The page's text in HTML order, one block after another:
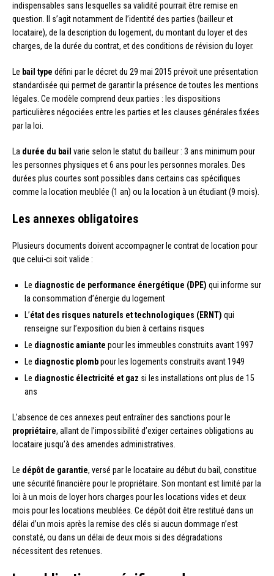
indispensables sans lesquelles sa validité pourrait être remise en
question. Il s’agit notamment de l’identité des parties (bailleur et
locataire), de la description du logement, du montant du loyer et des
charges, de la durée du contrat, et des conditions de révision du loyer.
Le bail type défini par le décret du 29 mai 2015 prévoit une présentation
standardisée qui permet de garantir la présence de toutes les mentions
légales. Ce modèle comprend deux parties : les dispositions
particulières négociées entre les parties et les clauses générales fixées
par la loi.
La durée du bail varie selon le statut du bailleur : 3 ans minimum pour
les personnes physiques et 6 ans pour les personnes morales. Des
durées plus courtes sont possibles dans certains cas spécifiques
comme la location meublée (1 an) ou la location à un étudiant (9 mois).
Les annexes obligatoires
Plusieurs documents doivent accompagner le contrat de location pour
que celui-ci soit valide :
Le diagnostic de performance énergétique (DPE) qui informe sur
la consommation d’énergie du logement
L’état des risques naturels et technologiques (ERNT) qui
renseigne sur l’exposition du bien à certains risques
Le diagnostic amiante pour les immeubles construits avant 1997
Le diagnostic plombpour les logements construits avant 1949
Le diagnostic électricité et gaz si les installations ont plus de 15
ans
L’absence de ces annexes peut entraîner des sanctions pour le
propriétaire, allant de l’impossibilité d’exiger certaines obligations au
locataire jusqu’à des amendes administratives.
Le dépôt de garantie, versé par le locataire au début du bail, constitue
une sécurité financière pour le propriétaire. Son montant est limité par la
loi à un mois de loyer hors charges pour les locations vides et deux
mois pour les locations meublées. Ce dépôt doit être restitué dans un
délai d’un mois après la remise des clés si aucun dommage n’est
constaté, ou dans un délai de deux mois si des dégradations
nécessitent des retenues.